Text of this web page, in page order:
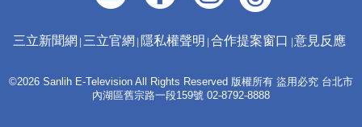
三立新聞網 三立官網 隱私權聲明 合作提案窗口 意見反應
©2026 Sanlih E-Television All Rights Reserved 版權所有 盜用必究 台北市
內湖區舊宗路一段159號 02-8792-8888